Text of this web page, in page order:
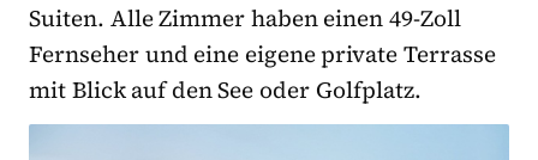
Suiten. Alle Zimmer haben einen 49-Zoll
Fernseher und eine eigene private Terrasse
mit Blick auf den See oder Golfplatz.